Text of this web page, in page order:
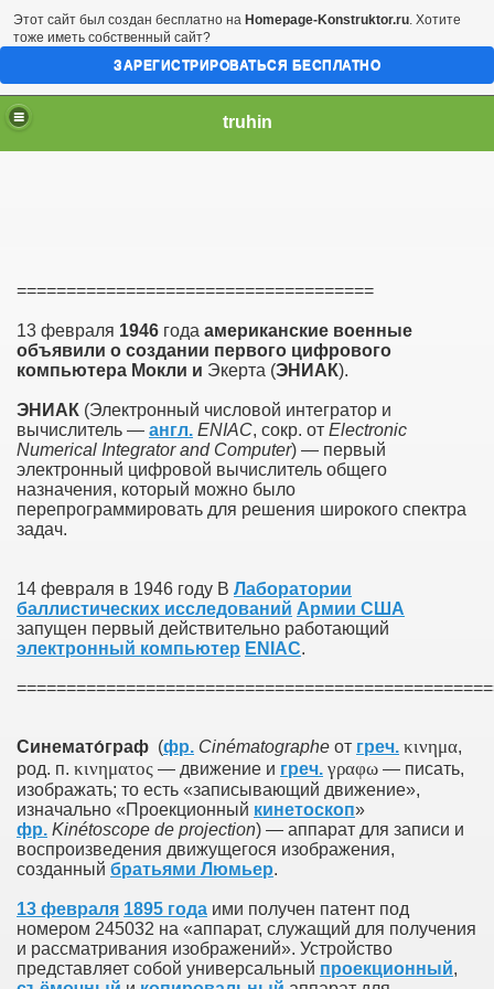
truhin
====================================
13 февраля 1946 года американские военные
объявили о создании первого цифрового
компьютера Мокли и Экерта (ЭНИАК).
ЭНИАК (Электронный числовой интегратор и
вычислитель — англ. ENIAC, сокр. от Electronic
Numerical Integrator and Computer) — первый
электронный цифровой вычислитель общего
назначения, который можно было
перепрограммировать для решения широкого спектра
задач.
14 февраля в 1946 году В Лаборатории
баллистических исследований Армии США
запущен первый действительно работающий
электронный компьютер ENIAC.
Синемато́граф (фр. Cinématographe от греч. κινημα,
род. п. κινηματος — движение и греч. γραφω — писать,
изображать; то есть «записывающий движение»,
изначально «Проекционный кинетоскоп»
фр. Kinétoscope de projection) — аппарат для записи и
воспроизведения движущегося изображения,
созданный братьями Люмьер.
13 февраля 1895 года ими получен патент под
номером 245032 на «аппарат, служащий для получения
и рассматривания изображений». Устройство
представляет собой универсальный проекционный,
Этот сайт был создан бесплатно на Homepage-Konstruktor.ru. Хотите
тоже иметь собственный сайт?
ЗАРЕГИСТРИРОВАТЬСЯ БЕСПЛАТНО